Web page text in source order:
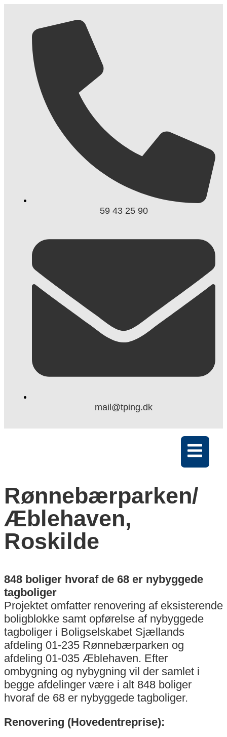
59 43 25 90
mail@tping.dk
Rønnebærparken/
Æblehaven,
Roskilde
848 boliger hvoraf de 68 er nybyggede
tagboliger
Projektet omfatter renovering af eksisterende
boligblokke samt opførelse af nybyggede
tagboliger i Boligselskabet Sjællands
afdeling 01-235 Rønnebærparken og
afdeling 01-035 Æblehaven. Efter
ombygning og nybygning vil der samlet i
begge afdelinger være i alt 848 boliger
hvoraf de 68 er nybyggede tagboliger.
Renovering (Hovedentreprise):